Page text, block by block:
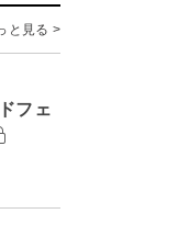
と見る >
フェ